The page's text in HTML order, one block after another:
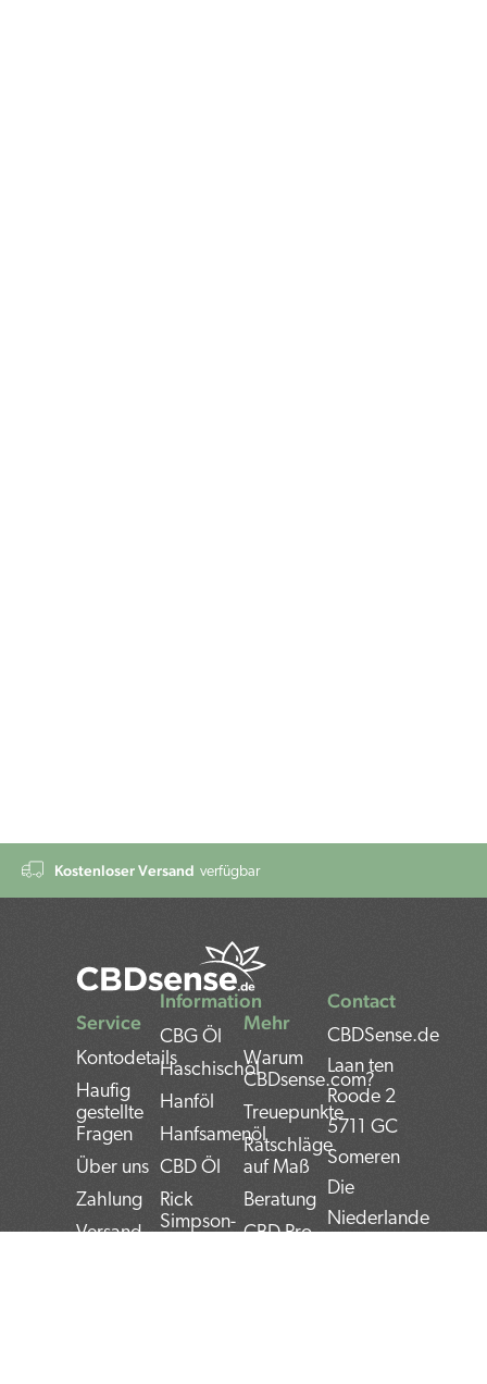
Kostenloser Versand verfügbar
Contact
CBDSense.de
Laan ten
Roode 2
5711 GC
Someren
Die
Niederlande
Service
Kontodetails
Haufig
gestellte
Fragen
Über uns
Zahlung
Versand
Information
CBG Öl
Haschischöl
Hanföl
Hanfsamenöl
CBD Öl
Rick
Simpson-
Mehr
Warum
CBDsense.com?
Treuepunkte
Ratschläge
auf Maß
Beratung
CBD Pro